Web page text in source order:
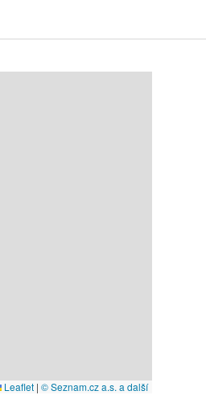
Leaflet | © Seznam.cz a.s. a další